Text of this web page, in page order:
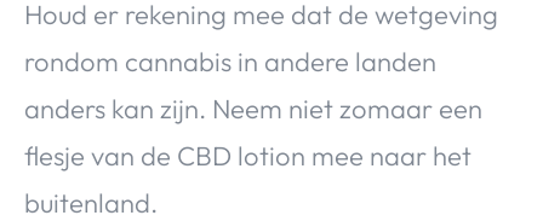
Houd er rekening mee dat de wetgeving
rondom cannabis in andere landen
anders kan zijn. Neem niet zomaar een
flesje van de CBD lotion mee naar het
buitenland.